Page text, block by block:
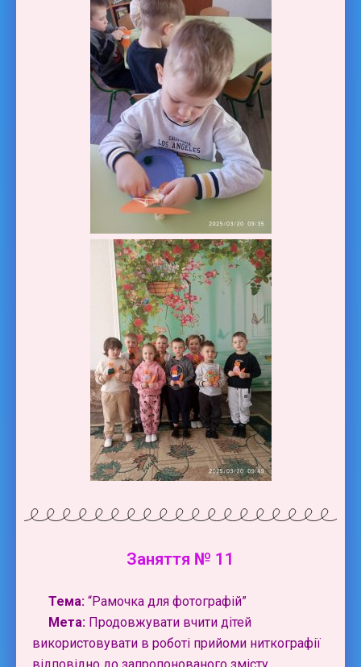
Заняття № 11
Тема: “Рамочка для фотографій”
Мета: Продовжувати вчити дітей
використовувати в роботі прийоми ниткографії